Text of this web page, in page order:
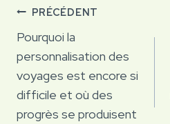
Navigation
de
l’article
PRÉCÉDENT
Pourquoi la
personnalisation des
voyages est encore si
difficile et où des
progrès se produisent